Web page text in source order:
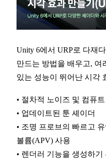
Unity 6에서 URP로 다재
만드는 방법을 배우고, 여
있는 성능이 뛰어난 시각
• 절차적 노이즈 및 컴퓨
• 업데이트된 툰 셰이더
• 조명 프로브의 빠르고
볼륨(APV) 사용
• 렌더러 기능을 생성하